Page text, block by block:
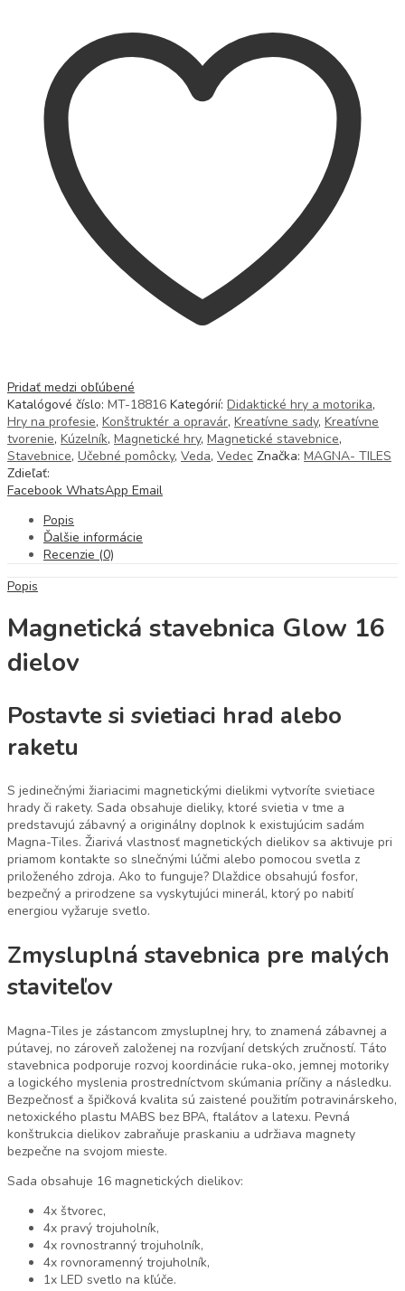
Pridať medzi obľúbené
Katalógové číslo: MT-18816 Kategórií: Didaktické hry a motorika,
Hry na profesie, Konštruktér a opravár, Kreatívne sady, Kreatívne
tvorenie, Kúzelník, Magnetické hry, Magnetické stavebnice,
Stavebnice, Učebné pomôcky, Veda, Vedec Značka: MAGNA- TILES
Zdieľať:
Facebook WhatsApp Email
Popis
Ďalšie informácie
Recenzie (0)
Popis
Magnetická stavebnica Glow 16
dielov
Postavte si svietiaci hrad alebo
raketu
S jedinečnými žiariacimi magnetickými dielikmi vytvoríte svietiace
hrady či rakety. Sada obsahuje dieliky, ktoré svietia v tme a
predstavujú zábavný a originálny doplnok k existujúcim sadám
Magna-Tiles. Žiarivá vlastnosť magnetických dielikov sa aktivuje pri
priamom kontakte so slnečnými lúčmi alebo pomocou svetla z
priloženého zdroja. Ako to funguje? Dlaždice obsahujú fosfor,
bezpečný a prirodzene sa vyskytujúci minerál, ktorý po nabití
energiou vyžaruje svetlo.
Zmysluplná stavebnica pre malých
staviteľov
Magna-Tiles je zástancom zmysluplnej hry, to znamená zábavnej a
pútavej, no zároveň založenej na rozvíjaní detských zručností. Táto
stavebnica podporuje rozvoj koordinácie ruka-oko, jemnej motoriky
a logického myslenia prostredníctvom skúmania príčiny a následku.
Bezpečnosť a špičková kvalita sú zaistené použitím potravinárskeho,
netoxického plastu MABS bez BPA, ftalátov a latexu. Pevná
konštrukcia dielikov zabraňuje praskaniu a udržiava magnety
bezpečne na svojom mieste.
Sada obsahuje 16 magnetických dielikov:
4x štvorec,
4x pravý trojuholník,
4x rovnostranný trojuholník,
4x rovnoramenný trojuholník,
1x LED svetlo na kľúče.